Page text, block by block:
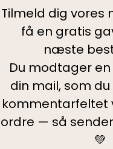
Tilmeld dig vores
få en gratis
næste
Du modtager
din mail, som
kommentarfeltet
ordre — så
💚